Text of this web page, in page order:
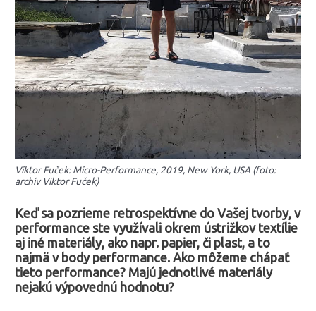
Viktor Fuček: Micro-Performance, 2019, New York, USA (foto:
archív Viktor Fuček)
Keď sa pozrieme retrospektívne do Vašej tvorby, v
performance ste využívali okrem ústrižkov textílie
aj iné materiály, ako napr. papier, či plast, a to
najmä v body performance. Ako môžeme chápať
tieto performance? Majú jednotlivé materiály
nejakú výpovednú hodnotu?